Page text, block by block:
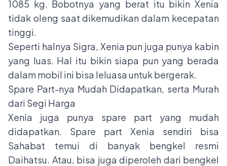
1085 kg. Bobotnya yang berat itu bikin Xenia
tidak oleng saat dikemudikan dalam kecepatan
tinggi.
Seperti halnya Sigra, Xenia pun juga punya kabin
yang luas. Hal itu bikin siapa pun yang berada
dalam mobil ini bisa leluasa untuk bergerak.
Spare Part-nya Mudah Didapatkan, serta Murah
dari Segi Harga
Xenia juga punya spare part yang mudah
didapatkan. Spare part Xenia sendiri bisa
Sahabat temui di banyak bengkel resmi
Daihatsu. Atau, bisa juga diperoleh dari bengkel